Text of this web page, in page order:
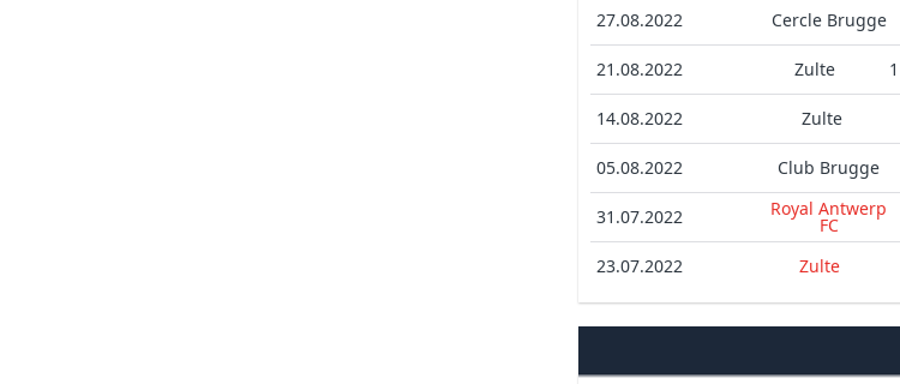
27.08.2022 Cercle Brugge
21.08.2022 Zulte 1
14.08.2022 Zulte
05.08.2022 Club Brugge
31.07.2022 Royal Antwerp
FC
23.07.2022 Zulte